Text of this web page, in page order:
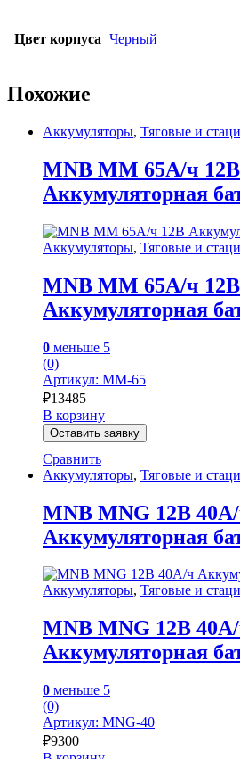
Цвет корпуса Черный
Похожие
Аккумуляторы, Тяговые и
MNB MM 65А/ч 12В
Аккумуляторная
Аккумуляторы, Тяговые и
MNB MM 65А/ч 12В
Аккумуляторная
0 меньше 5
(0)
Артикул: MM-65
₽13485
В корзину
Оставить заявку
Сравнить
Аккумуляторы, Тяговые и
MNB MNG 12В
Аккумуляторная
Аккумуляторы, Тяговые и
MNB MNG 12В
Аккумуляторная
0 меньше 5
(0)
Артикул: MNG-40
₽9300